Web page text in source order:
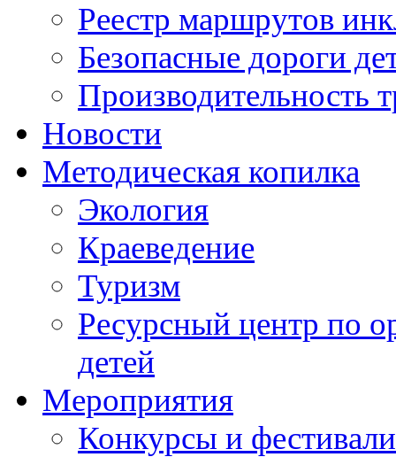
Реестр маршрутов
Безопасные дороги
Производительность
Новости
Методическая копилка
Экология
Краеведение
Туризм
Ресурсный центр по
детей
Мероприятия
Конкурсы и фестивали